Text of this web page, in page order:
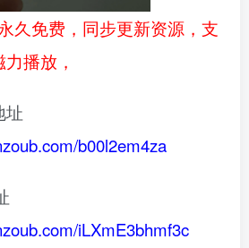
久免费，同步更新资源，支
播放，
址
b00l2em4za
iLXmE3bhmf3c